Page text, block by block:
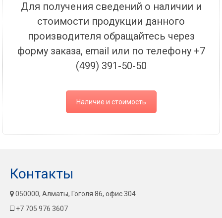
Для получения сведений о наличии и
стоимости продукции данного
производителя обращайтесь через
форму заказа, email или по телефону +7
(499) 391-50-50
Наличие и стоимость
Контакты
050000, Алматы, Гоголя 86, офис 304
+7 705 976 3607